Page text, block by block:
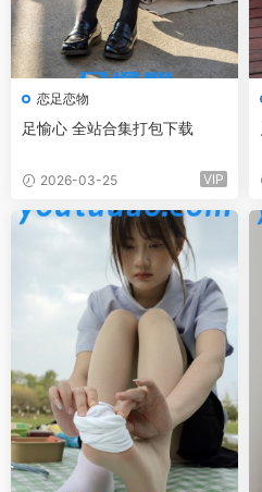
恋足恋物
足愉心 全站合集打包下载
2026-03-25 VIP